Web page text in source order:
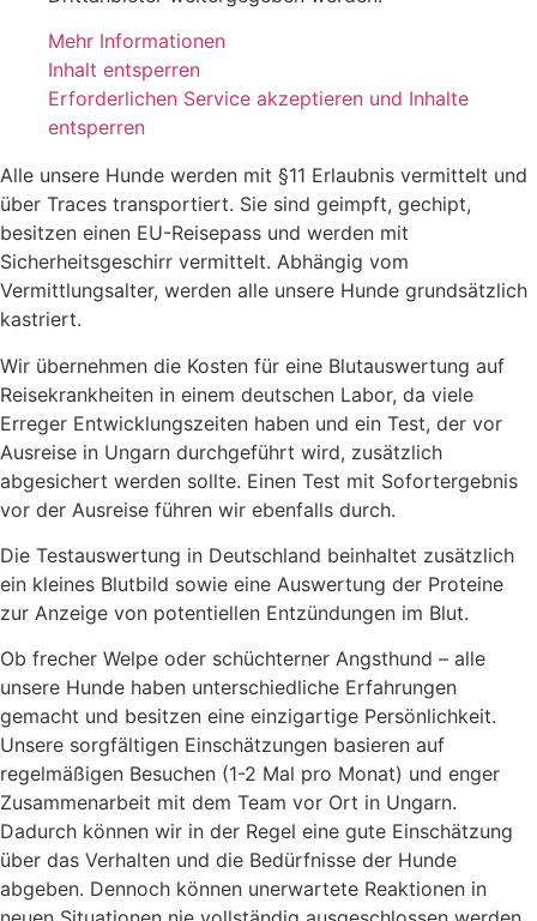
Mehr Informationen
Inhalt entsperren
Erforderlichen Service akzeptieren und Inhalte
entsperren
Alle unsere Hunde werden mit §11 Erlaubnis vermittelt und
über Traces transportiert. Sie sind geimpft, gechipt,
besitzen einen EU-Reisepass und werden mit
Sicherheitsgeschirr vermittelt. Abhängig vom
Vermittlungsalter, werden alle unsere Hunde grundsätzlich
kastriert.
Wir übernehmen die Kosten für eine Blutauswertung auf
Reisekrankheiten in einem deutschen Labor, da viele
Erreger Entwicklungszeiten haben und ein Test, der vor
Ausreise in Ungarn durchgeführt wird, zusätzlich
abgesichert werden sollte. Einen Test mit Sofortergebnis
vor der Ausreise führen wir ebenfalls durch.
Die Testauswertung in Deutschland beinhaltet zusätzlich
ein kleines Blutbild sowie eine Auswertung der Proteine
zur Anzeige von potentiellen Entzündungen im Blut.
Ob frecher Welpe oder schüchterner Angsthund – alle
unsere Hunde haben unterschiedliche Erfahrungen
gemacht und besitzen eine einzigartige Persönlichkeit.
Unsere sorgfältigen Einschätzungen basieren auf
regelmäßigen Besuchen (1-2 Mal pro Monat) und enger
Zusammenarbeit mit dem Team vor Ort in Ungarn.
Dadurch können wir in der Regel eine gute Einschätzung
über das Verhalten und die Bedürfnisse der Hunde
abgeben. Dennoch können unerwartete Reaktionen in